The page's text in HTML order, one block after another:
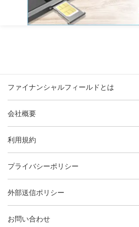
ファイナンシャルフィールドとは
会社概要
利用規約
プライバシーポリシー
外部送信ポリシー
お問い合わせ